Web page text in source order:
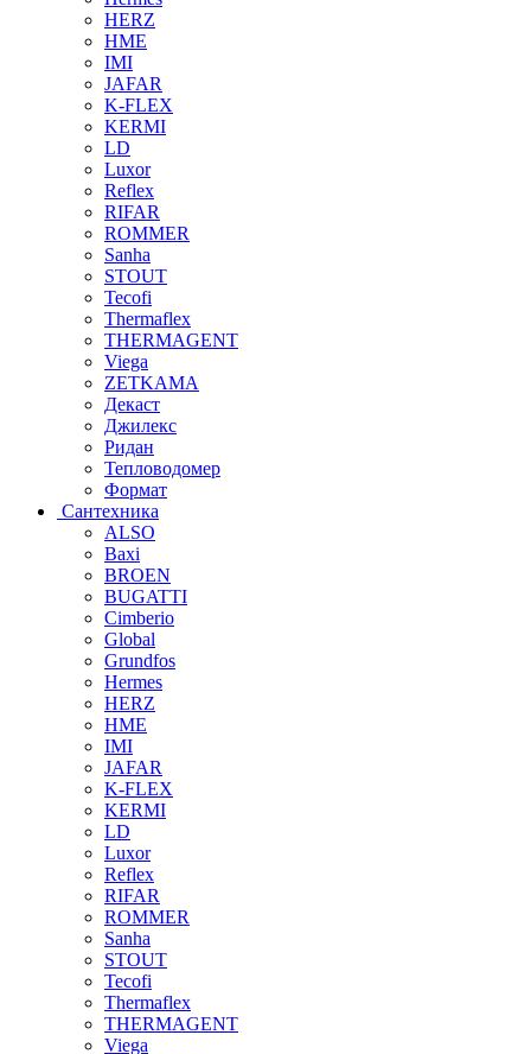
HERZ
HME
IMI
JAFAR
K-FLEX
KERMI
LD
Luxor
Reflex
RIFAR
ROMMER
Sanha
STOUT
Tecofi
Thermaflex
THERMAGENT
Viega
ZETKAMA
Декаст
Джилекс
Ридан
Тепловодомер
Формат
Сантехника
ALSO
Baxi
BROEN
BUGATTI
Cimberio
Global
Grundfos
Hermes
HERZ
HME
IMI
JAFAR
K-FLEX
KERMI
LD
Luxor
Reflex
RIFAR
ROMMER
Sanha
STOUT
Tecofi
Thermaflex
THERMAGENT
Viega